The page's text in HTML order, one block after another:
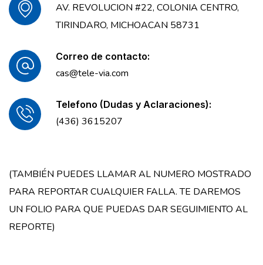
AV. REVOLUCION #22, COLONIA CENTRO,
TIRINDARO, MICHOACAN 58731
Correo de contacto:
cas@tele-via.com
Telefono (Dudas y Aclaraciones):
(436) 3615207
(TAMBIÉN PUEDES LLAMAR AL NUMERO MOSTRADO
PARA REPORTAR CUALQUIER FALLA. TE DAREMOS
UN FOLIO PARA QUE PUEDAS DAR SEGUIMIENTO AL
REPORTE)